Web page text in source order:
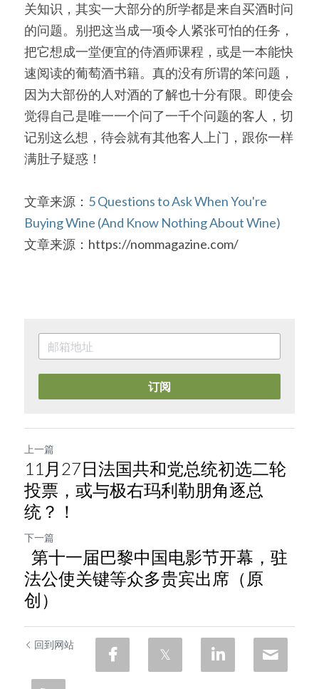
关知识，其实一大部分的所学都是来自买酒时问
的问题。别把这当成一项令人紧张可怕的任务，
把它想成一堂便宜的侍酒师课程，或是一本能快
速阅读的葡萄酒书籍。真的没有所谓的笨问题，
因为大部份的人对酒的了解也十分有限。即使会
觉得自己是唯一一个问了一千个问题的客人，切
记别这么想，待会就有其他客人上门，跟你一样
满肚子疑惑！
文章来源： 5 Questions to Ask When You're
Buying Wine (And Know Nothing About Wine)
文章来源：https://nommagazine.com/
订阅
上一篇
11月27日法国共和党总统初选二轮
投票，或与极右玛利勒朋角逐总
统？！
下一篇
第十一届巴黎中国电影节开幕，驻
法公使关键等众多贵宾出席（原
创）
回到网站